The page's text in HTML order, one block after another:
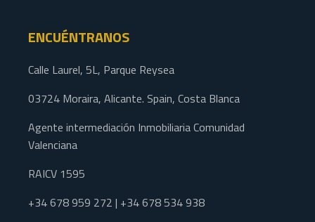
ENCUÉNTRANOS
Calle Laurel, 5L, Parque Reysea
03724 Moraira, Alicante. Spain, Costa Blanca
Agente intermediación Inmobiliaria Comunidad
Valenciana
RAICV 1595
+34 678 959 272 | +34 678 534 938